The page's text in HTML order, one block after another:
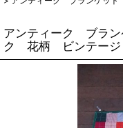
アンティーク ブラ
ク 花柄 ビンテージ